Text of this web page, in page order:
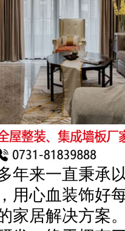
年来一直秉承
用心血装饰好
家居解决方案